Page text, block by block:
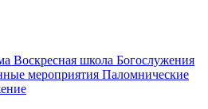
Воскресная школа Богослужения
мероприятия Паломнические